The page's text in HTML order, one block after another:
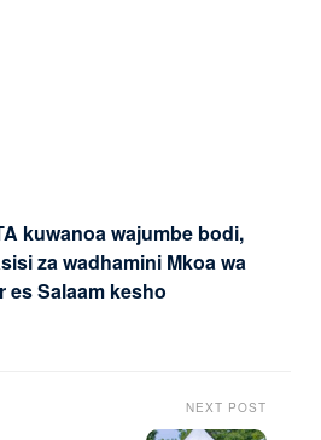
kuwanoa wajumbe bodi,
za wadhamini Mkoa wa
es Salaam kesho
NEXT POST